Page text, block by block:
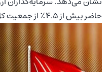
حاضر بیش از ۴.۵٪ از جمعیت کل کشور را تشکیل می‌دهند.